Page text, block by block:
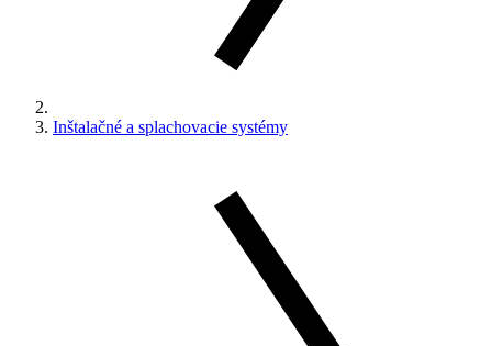
Inštalačné a splachovacie systémy